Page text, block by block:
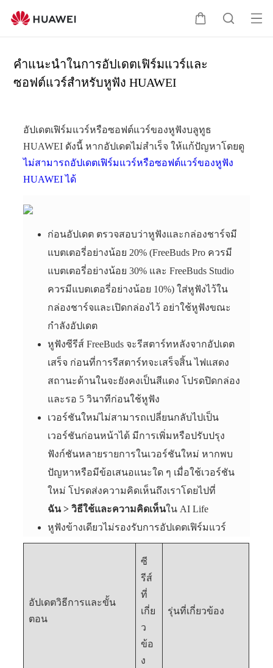
ต
ร้
ค้
เปิ
คำแนะนำในการอัปเดตเฟิร์มแวร์และ
ซอฟต์แวร์สำหรับหูฟัง HUAWEI
อัปเดตเฟิร์มแวร์หรือซอฟต์แวร์ของหูฟังบลูทูธ
HUAWEI ดังนี้ หากอัปเดตไม่สำเร็จ ให้แก้ปัญหาโดยดู
ไม่สามารถอัปเดตเฟิร์มแวร์หรือซอฟต์แวร์ของหูฟัง
HUAWEI ได้
ก่อนอัปเดต ตรวจสอบว่าหูฟังและกล่องชาร์จมี
แบตเตอรี่อย่างน้อย 20% (FreeBuds Pro ควรมี
แบตเตอรี่อย่างน้อย 30% และ FreeBuds Studio
ควรมีแบตเตอรี่อย่างน้อย 10%) ใส่หูฟังไว้ใน
กล่องชาร์จและเปิดกล่องไว้ อย่าใช้หูฟังขณะ
กำลังอัปเดต
หูฟังซีรีส์ FreeBuds จะรีสตาร์ทหลังจากอัปเดต
เสร็จ ก่อนที่การรีสตาร์ทจะเสร็จสิ้น ไฟแสดง
สถานะด้านในจะยังคงเป็นสีแดง โปรดปิดกล่อง
และรอ 5 วินาทีก่อนใช้หูฟัง
เวอร์ชันใหม่ไม่สามารถเปลี่ยนกลับไปเป็น
เวอร์ชันก่อนหน้าได้ มีการเพิ่มหรือปรับปรุง
ฟังก์ชันหลายรายการในเวอร์ชันใหม่ หากพบ
ปัญหาหรือมีข้อเสนอแนะใด ๆ เมื่อใช้เวอร์ชัน
ใหม่ โปรดส่งความคิดเห็นถึงเราโดยไปที่
ฉัน>วิธีใช้และความคิดเห็นใน AI Life
หูฟังข้างเดียวไม่รองรับการอัปเดตเฟิร์มแวร์
อัปเดตวิธีการและขั้น
ตอน
ซี
รีส์
ที่
เกี่ย
ว
ข้อ
ง
รุ่นที่เกี่ยวข้อง